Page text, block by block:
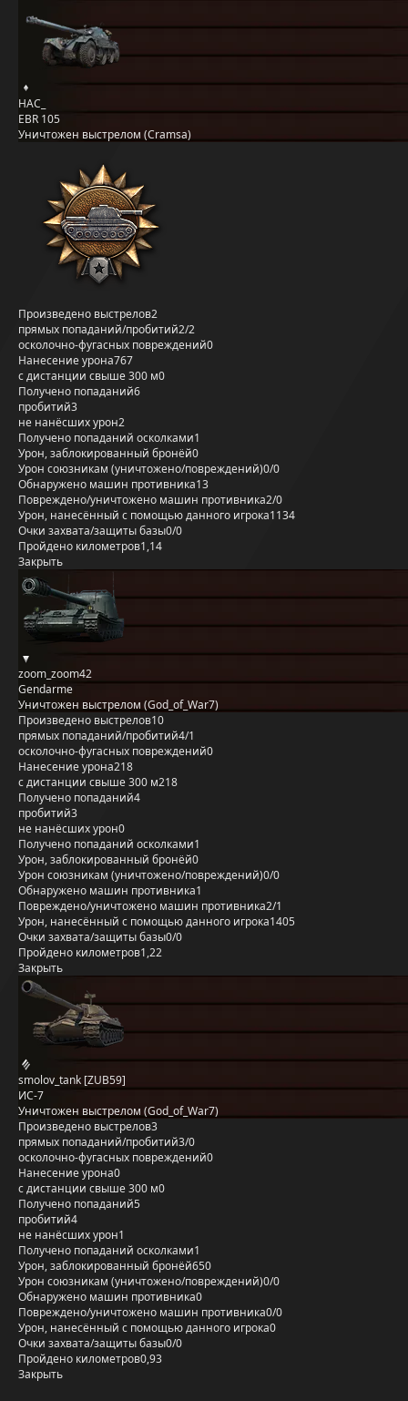
HAC_
EBR 105
Уничтожен выстрелом (Cramsa)
Произведено выстрелов2
прямых попаданий/пробитий2/2
осколочно-фугасных повреждений0
Нанесение урона767
с дистанции свыше 300 м0
Получено попаданий6
пробитий3
не нанёсших урон2
Получено попаданий осколками1
Урон, заблокированный бронёй0
Урон союзникам (уничтожено/повреждений)0/0
Обнаружено машин противника13
Повреждено/уничтожено машин противника2/0
Урон, нанесённый с помощью данного игрока1134
Очки захвата/защиты базы0/0
Пройдено километров1,14
Закрыть
zoom_zoom42
Gendarme
Уничтожен выстрелом (God_of_War7)
Произведено выстрелов10
прямых попаданий/пробитий4/1
осколочно-фугасных повреждений0
Нанесение урона218
с дистанции свыше 300 м218
Получено попаданий4
пробитий3
не нанёсших урон0
Получено попаданий осколками1
Урон, заблокированный бронёй0
Урон союзникам (уничтожено/повреждений)0/0
Обнаружено машин противника1
Повреждено/уничтожено машин противника2/1
Урон, нанесённый с помощью данного игрока1405
Очки захвата/защиты базы0/0
Пройдено километров1,22
Закрыть
smolov_tank [ZUB59]
ИС-7
Уничтожен выстрелом (God_of_War7)
Произведено выстрелов3
прямых попаданий/пробитий3/0
осколочно-фугасных повреждений0
Нанесение урона0
с дистанции свыше 300 м0
Получено попаданий5
пробитий4
не нанёсших урон1
Получено попаданий осколками1
Урон, заблокированный бронёй650
Урон союзникам (уничтожено/повреждений)0/0
Обнаружено машин противника0
Повреждено/уничтожено машин противника0/0
Урон, нанесённый с помощью данного игрока0
Очки захвата/защиты базы0/0
Пройдено километров0,93
Закрыть